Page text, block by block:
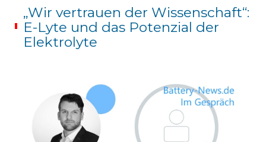
„Wir vertrauen der Wissenschaft“:
E-Lyte und das Potenzial der
Elektrolyte